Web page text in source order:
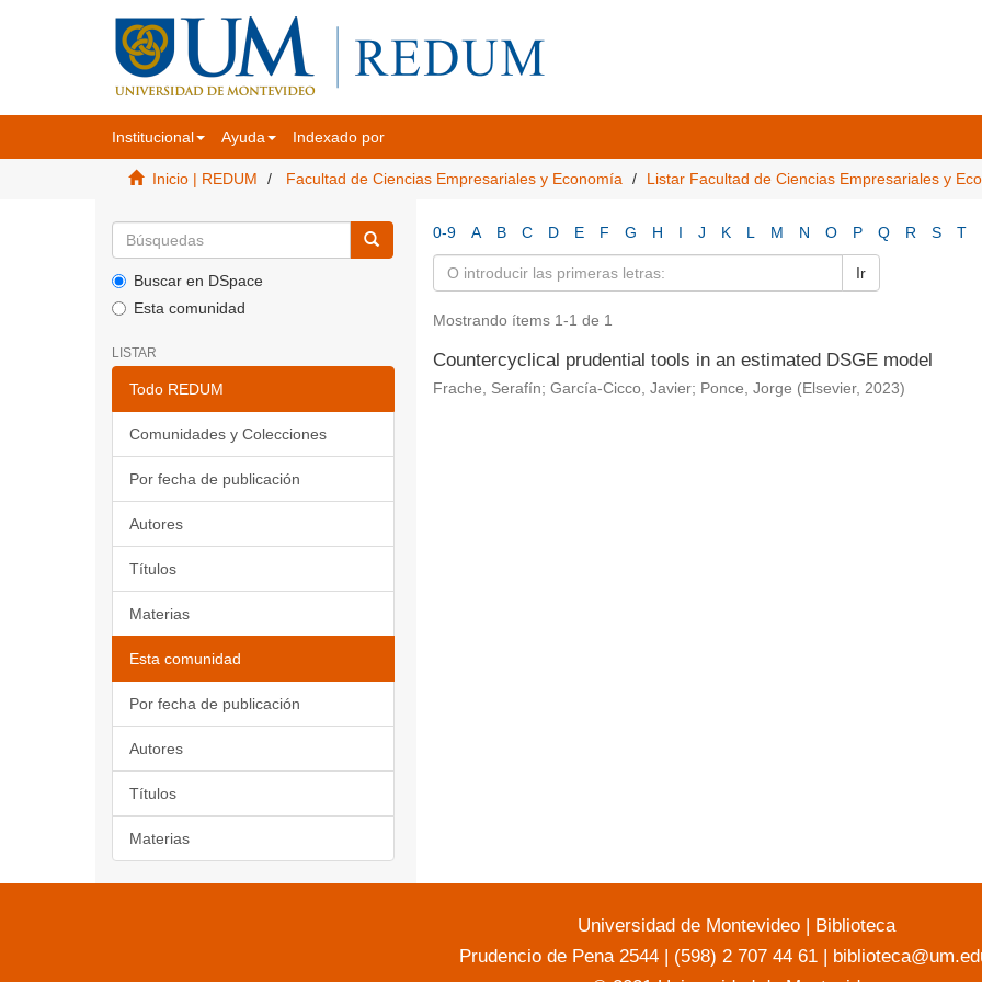
Institucional Ayuda Indexado por
Inicio | REDUM Facultad de Ciencias Empresariales y Economía Listar Facultad de Ciencias Empresariales y
Buscar en DSpace
Esta comunidad
LISTAR
Todo REDUM
Comunidades y Colecciones
Por fecha de publicación
Autores
Títulos
Materias
Esta comunidad
Por fecha de publicación
Autores
Títulos
Materias
0-9 A B C D E F G H I J K L M N O P Q R S T
Ir
Mostrando ítems 1-1 de 1
Countercyclical prudential tools in an estimated DSGE model
Frache, Serafín; García-Cicco, Javier; Ponce, Jorge (Elsevier, 2023)
Universidad de Montevideo | Biblioteca
Prudencio de Pena 2544 | (598) 2 707 44 61 |